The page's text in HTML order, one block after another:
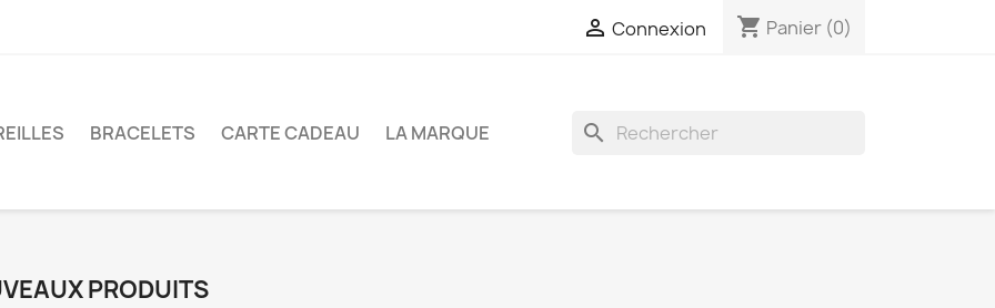
 Connexion shopping_cart Panier (0)
BRACELETS CARTE CADEAU LA MARQUE search
PRODUITS